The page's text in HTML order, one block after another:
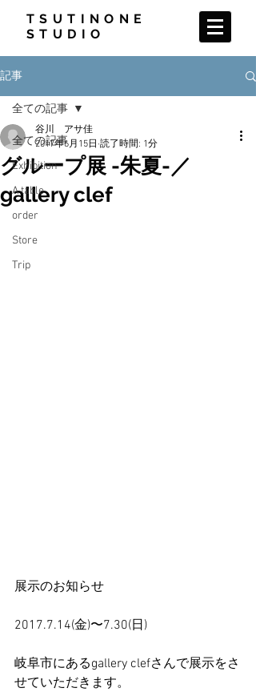
TSUTINONE
STUDIO
記事
全ての記事
Exhibition
A table
order
Store
Trip
全ての記事
グループ展 -朱夏-／
gallery clef
谷川 アサ佳
2017年6月15日 読了時間: 1分
展示のお知らせ
2017.7.14(金)〜7.30(日)
岐阜市にあるgallery clefさんで展示をさ
せていただきます。